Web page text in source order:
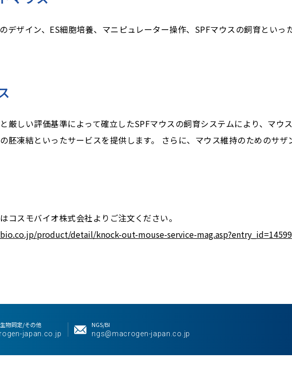
デザイン、ES細胞培養、マニピュレーター操作、SPFマウスの飼育とい
厳しい評価基準によって確立したSPFマウスの飼育システムにより、マウ
胚凍結といったサービスを提供します。 さらに、マウス維持のためのサザ
コスモバイオ株式会社よりご注文ください。
product/detail/knock-out-mouse-service-mag.asp?entry_id=14599
物同定/その他
japan.co.jp
NGS/BI
ngs@macrogen-japan.co.jp